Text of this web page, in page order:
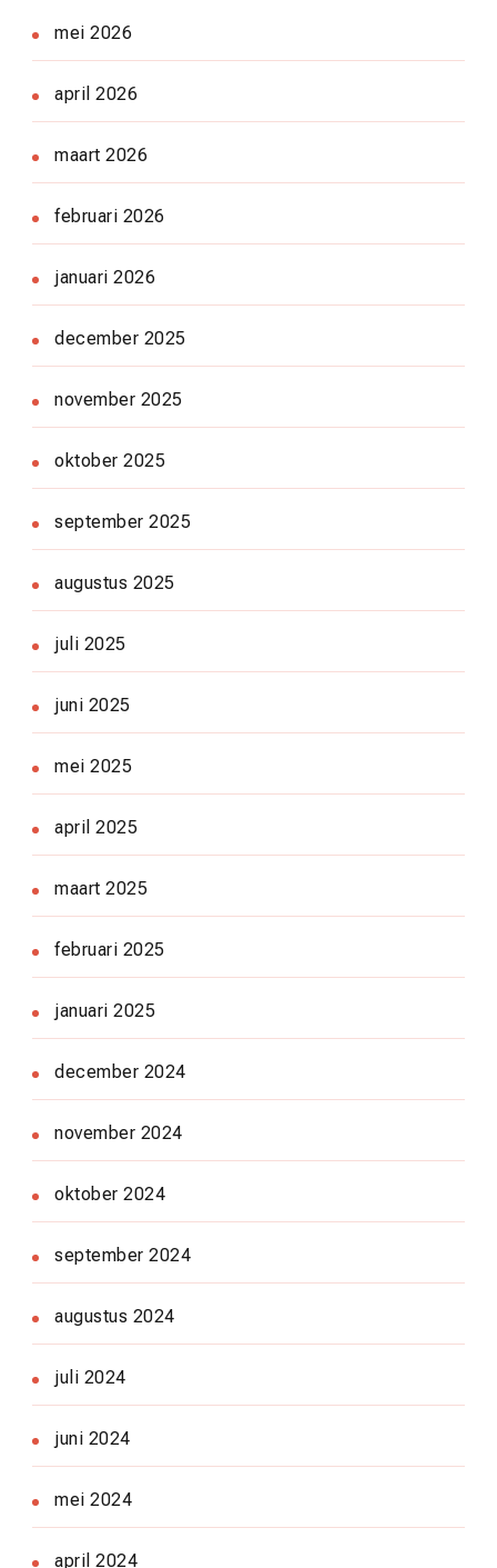
mei 2026
april 2026
maart 2026
februari 2026
januari 2026
december 2025
november 2025
oktober 2025
september 2025
augustus 2025
juli 2025
juni 2025
mei 2025
april 2025
maart 2025
februari 2025
januari 2025
december 2024
november 2024
oktober 2024
september 2024
augustus 2024
juli 2024
juni 2024
mei 2024
april 2024